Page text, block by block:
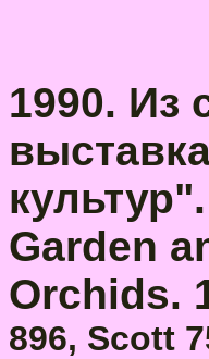
1990. Из
Garden
Orchids.
896, Scott